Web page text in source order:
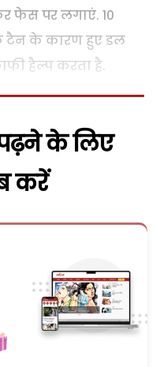
फेस पर लगाएं. 10
टैन के कारण हुए डल
हैल्प करता है.
के लिए
करें